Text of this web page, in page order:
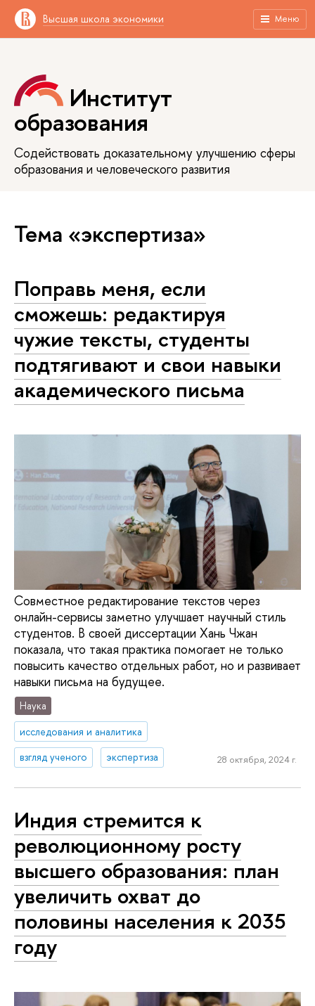
Высшая школа экономики Меню
Институт
образования
Содействовать доказательному улучшению сферы
образования и человеческого развития
Тема «экспертиза»
Поправь меня, если
сможешь: редактируя
чужие тексты, студенты
подтягивают и свои навыки
академического письма
Совместное редактирование текстов через
онлайн-сервисы заметно улучшает научный стиль
студентов. В своей диссертации Хань Чжан
показала, что такая практика помогает не только
повысить качество отдельных работ, но и развивает
навыки письма на будущее.
Наука
исследования и аналитика
взгляд ученого
экспертиза 28 октября, 2024 г.
Индия стремится к
революционному росту
высшего образования: план
увеличить охват до
половины населения к 2035
году